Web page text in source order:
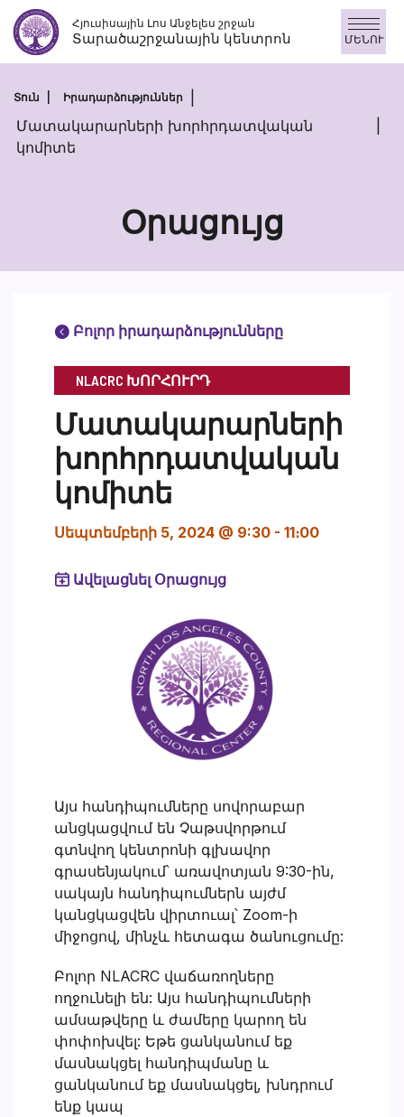
Անցնել
բովանդակությանըՀյուսիսային Լոս Անջելես շրջան
Տարածաշրջանային կենտրոն ՄԵՆՈՒ
Տուն Իրադարձություններ
Մատակարարների խորհրդատվական
կոմիտե
Օրացույց
Բոլոր իրադարձությունները
NLACRC ԽՈՐՀՈՒՐԴ
Մատակարարների
խորհրդատվական
կոմիտե
Սեպտեմբերի 5, 2024 @ 9:30 - 11։00
Ավելացնել Օրացույց
Այս հանդիպումները սովորաբար
անցկացվում են Չաթսվորթում
գտնվող կենտրոնի գլխավոր
գրասենյակում՝ առավոտյան 9:30-ին,
սակայն հանդիպումներն այժմ
կանցկացվեն վիրտուալ՝ Zoom-ի
միջոցով, մինչև հետագա ծանուցումը:
Բոլոր NLACRC վաճառողները
ողջունելի են: Այս հանդիպումների
ամսաթվերը և ժամերը կարող են
փոփոխվել: Եթե ցանկանում եք
մասնակցել հանդիպմանը և
ցանկանում եք մասնակցել, խնդրում
ենք կապ